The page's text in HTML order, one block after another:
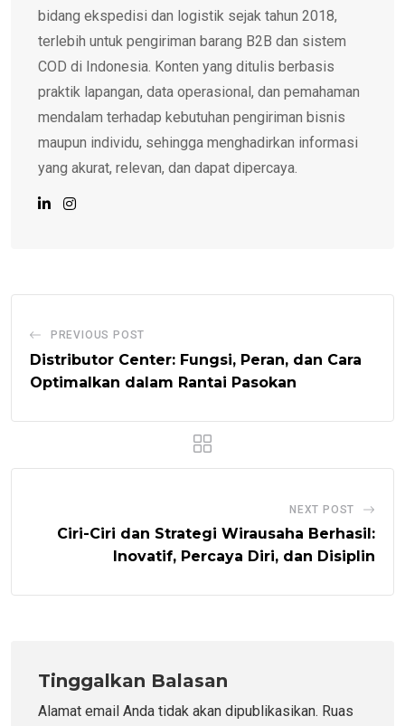
bidang ekspedisi dan logistik sejak tahun 2018,
terlebih untuk pengiriman barang B2B dan sistem
COD di Indonesia. Konten yang ditulis berbasis
praktik lapangan, data operasional, dan pemahaman
mendalam terhadap kebutuhan pengiriman bisnis
maupun individu, sehingga menghadirkan informasi
yang akurat, relevan, dan dapat dipercaya.
PREVIOUS POST
Distributor Center: Fungsi, Peran, dan Cara
Optimalkan dalam Rantai Pasokan
NEXT POST
Ciri-Ciri dan Strategi Wirausaha Berhasil:
Inovatif, Percaya Diri, dan Disiplin
Tinggalkan Balasan
Alamat email Anda tidak akan dipublikasikan. Ruas